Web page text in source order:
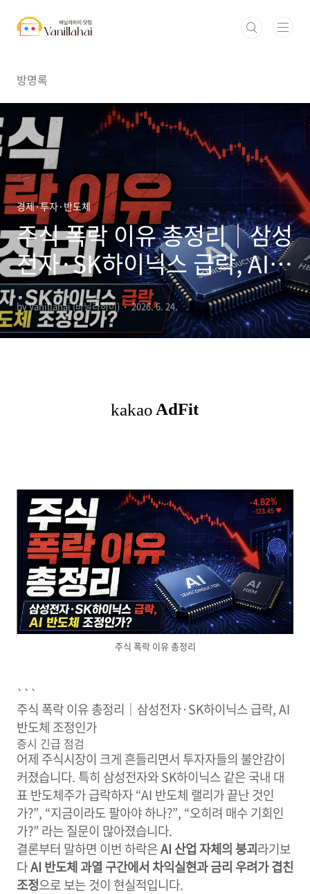
방명록
경제·투자·반도체
주식 폭락 이유 총정리｜삼성
전자·SK하이닉스 급락, AI
반도체 조정인가
by Vanillahai (바닐라하이) 2026. 6. 24.
주식 폭락 이유 총정리
```
주식 폭락 이유 총정리｜삼성전자·SK하이닉스 급락, AI
반도체 조정인가
증시 긴급 점검
어제 주식시장이 크게 흔들리면서 투자자들의 불안감이
커졌습니다. 특히 삼성전자와 SK하이닉스 같은 국내 대
표 반도체주가 급락하자 “AI 반도체 랠리가 끝난 것인
가?”, “지금이라도 팔아야 하나?”, “오히려 매수 기회인
가?” 라는 질문이 많아졌습니다.
결론부터 말하면 이번 하락은AI 산업 자체의 붕괴라기보
다AI 반도체 과열 구간에서 차익실현과 금리 우려가 겹친
조정으로 보는 것이 현실적입니다.